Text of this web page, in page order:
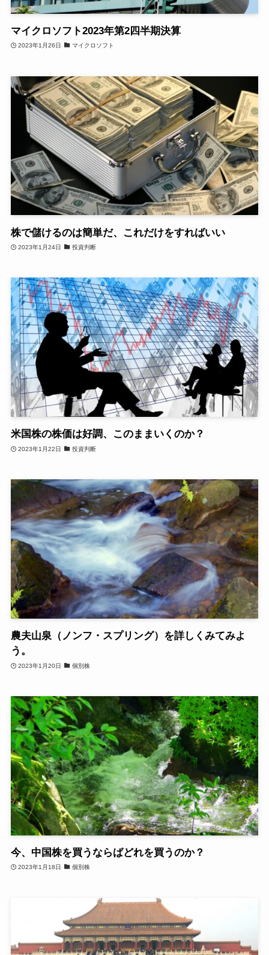
マイクロソフト2023年第2四半期決算
2023年1月26日 マイクロソフト
株で儲けるのは簡単だ、これだけをすればいい
2023年1月24日 投資判断
米国株の株価は好調、このままいくのか？
2023年1月22日 投資判断
農夫山泉（ノンフ・スプリング）を詳しくみてみよ
う。
2023年1月20日 個別株
今、中国株を買うならばどれを買うのか？
2023年1月18日 個別株